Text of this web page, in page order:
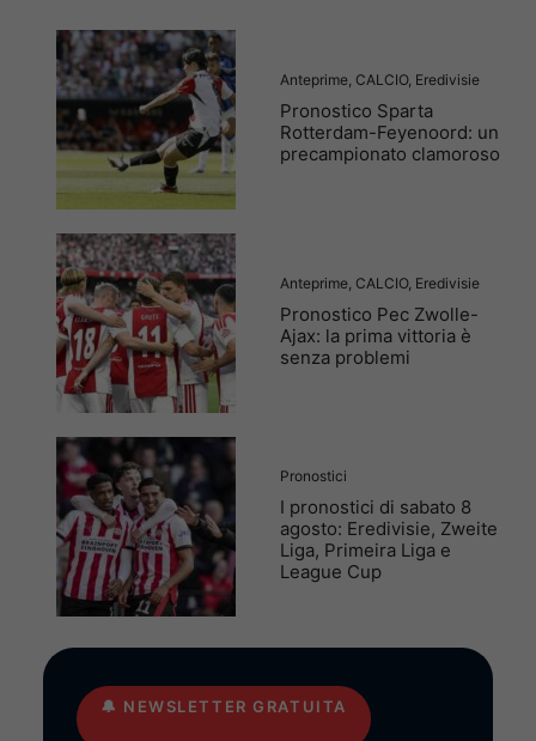
Anteprime CALCIO, Eredivisie
Pronostico Sparta
Rotterdam-Feyenoord: un
precampionato clamoroso
Anteprime CALCIO, Eredivisie
Pronostico Pec Zwolle-
Ajax: la prima vittoria è
senza problemi
Pronostici
I pronostici di sabato 8
agosto: Eredivisie, Zweite
Liga, Primeira Liga e
League Cup
🔔 NEWSLETTER GRATUITA